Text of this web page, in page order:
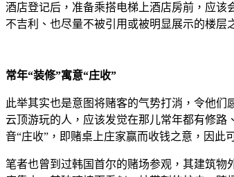
酒店登记后，准备乘搭电梯上酒店房前，应该
不吉利、也尽量不被引用或被明显展示的楼层
常年“装修”寓意“庄收”
此举其实也是意图将赌客的气势打消，令他
云顶游玩的人，应该发觉在那儿常年都有修路
音“庄收”，即赌桌上庄家赢而收钱之意，因此
笔者也曾到过韩国首尔的赌场参观，其建筑